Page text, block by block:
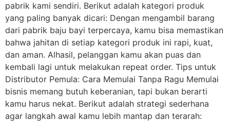
pabrik kami sendiri. Berikut adalah kategori produk
yang paling banyak dicari: Dengan mengambil barang
dari pabrik baju bayi terpercaya, kamu bisa memastikan
bahwa jahitan di setiap kategori produk ini rapi, kuat,
dan aman. Alhasil, pelanggan kamu akan puas dan
kembali lagi untuk melakukan repeat order. Tips untuk
Distributor Pemula: Cara Memulai Tanpa Ragu Memulai
bisnis memang butuh keberanian, tapi bukan berarti
kamu harus nekat. Berikut adalah strategi sederhana
agar langkah awal kamu lebih mantap dan terarah: